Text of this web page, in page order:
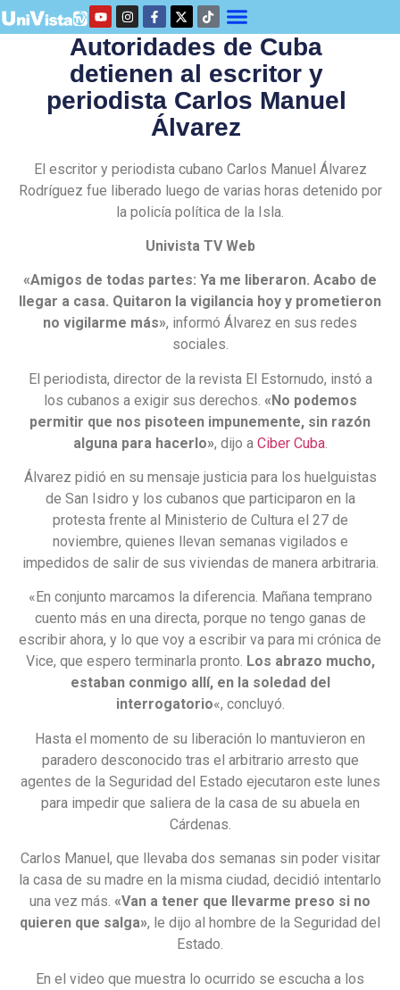
Autoridades de Cuba
detienen al escritor y
periodista Carlos Manuel
Álvarez
El escritor y periodista cubano Carlos Manuel Álvarez
Rodríguez fue liberado luego de varias horas detenido por
la policía política de la Isla.
Univista TV Web
«Amigos de todas partes: Ya me liberaron. Acabo de
llegar a casa. Quitaron la vigilancia hoy y prometieron
no vigilarme más», informó Álvarez en sus redes
sociales.
El periodista, director de la revista El Estornudo, instó a
los cubanos a exigir sus derechos. «No podemos
permitir que nos pisoteen impunemente, sin razón
alguna para hacerlo», dijo a Ciber Cuba.
Álvarez pidió en su mensaje justicia para los huelguistas
de San Isidro y los cubanos que participaron en la
protesta frente al Ministerio de Cultura el 27 de
noviembre, quienes llevan semanas vigilados e
impedidos de salir de sus viviendas de manera arbitraria.
«En conjunto marcamos la diferencia. Mañana temprano
cuento más en una directa, porque no tengo ganas de
escribir ahora, y lo que voy a escribir va para mi crónica de
Vice, que espero terminarla pronto. Los abrazo mucho,
estaban conmigo allí, en la soledad del
interrogatorio«, concluyó.
Hasta el momento de su liberación lo mantuvieron en
paradero desconocido tras el arbitrario arresto que
agentes de la Seguridad del Estado ejecutaron este lunes
para impedir que saliera de la casa de su abuela en
Cárdenas.
Carlos Manuel, que llevaba dos semanas sin poder visitar
la casa de su madre en la misma ciudad, decidió intentarlo
una vez más. «Van a tener que llevarme preso si no
quieren que salga», le dijo al hombre de la Seguridad del
Estado.
En el video que muestra lo ocurrido se escucha a los